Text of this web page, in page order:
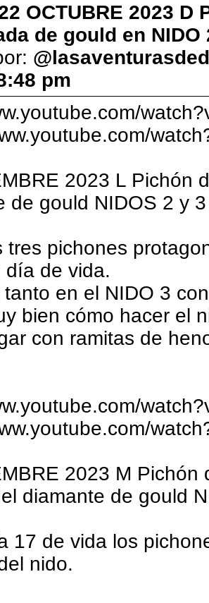
OCTUBRE 2023
de gould en NIDO
pm
2023 L Pichón
de gould NIDOS 2 y 3
tres pichones
día de vida.
tanto en el NIDO 3
bien cómo hacer el
con ramitas de
2023 M
diamante de gould
17 de vida los
nido.